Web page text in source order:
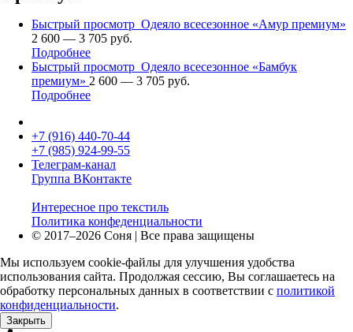
Быстрый просмотр Одеяло всесезонное «Амур премиум»
2 600 — 3 705 руб.
Подробнее
Быстрый просмотр Одеяло всесезонное «Бамбук
премиум» 2 600 — 3 705 руб.
Подробнее
+7 (916) 440-70-44
+7 (985) 924-99-55
Телеграм-канал
Группа ВКонтакте
Интересное про текстиль
Политика конфеденциальности
© 2017–2026 Соня | Все права защищены
Мы используем cookie-файлы для улучшения удобства
использования сайта. Продолжая сессию, Вы соглашаетесь на
обработку персональных данных в соответствии с политикой
конфиденциальности.
Закрыть